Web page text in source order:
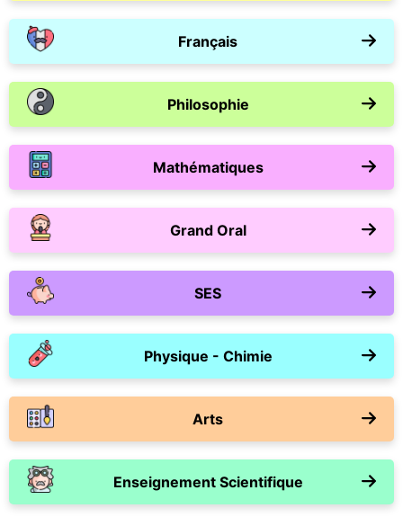
Français
Philosophie
Mathématiques
Grand Oral
SES
Physique - Chimie
Arts
Enseignement Scientifique